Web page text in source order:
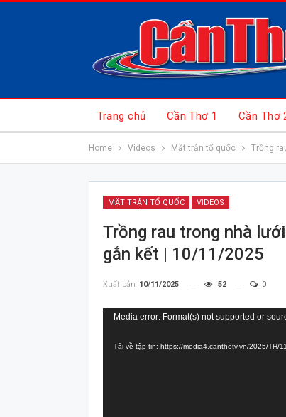
Trang chủ Cần Thơ 1 Cần Thơ
Home Videos Mặt trận tổ quốc Trồng
MẶT TRẬN TỔ QUỐC VIDEOS
Trồng rau trong nhà
gắn kết | 10/11/2025
Xuất bản 10/11/2025 52 0
Trình
Video
Media error: Format(s) not supported or
Tải về tập tin: https://media4.canthotv.vn/2025/TH/